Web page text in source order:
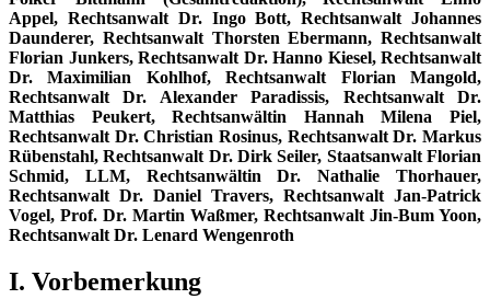
Appel, Rechtsanwalt Dr. Ingo Bott, Rechtsanwalt Johannes
Daunderer, Rechtsanwalt Thorsten Ebermann, Rechtsanwalt
Florian Junkers, Rechtsanwalt Dr. Hanno Kiesel, Rechtsanwalt
Dr. Maximilian Kohlhof, Rechtsanwalt Florian Mangold,
Rechtsanwalt Dr. Alexander Paradissis, Rechtsanwalt Dr.
Matthias Peukert, Rechtsanwältin Hannah Milena Piel,
Rechtsanwalt Dr. Christian Rosinus, Rechtsanwalt Dr. Markus
Rübenstahl, Rechtsanwalt Dr. Dirk Seiler, Staatsanwalt Florian
Schmid, LLM, Rechtsanwältin Dr. Nathalie Thorhauer,
Rechtsanwalt Dr. Daniel Travers, Rechtsanwalt Jan-Patrick
Vogel, Prof. Dr. Martin Waßmer, Rechtsanwalt Jin-Bum Yoon,
Rechtsanwalt Dr. Lenard Wengenroth
I. Vorbemerkung